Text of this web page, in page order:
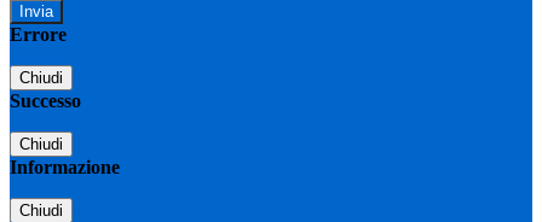
Errore
Chiudi
Successo
Chiudi
Informazione
Chiudi